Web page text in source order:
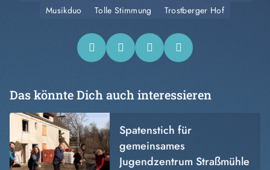
Musikduo
Tolle Stimmung Trostberger Hof
Das könnte Dich auch interessieren
Spatenstich für
gemeinsames
Jugendzentrum Straßmühle